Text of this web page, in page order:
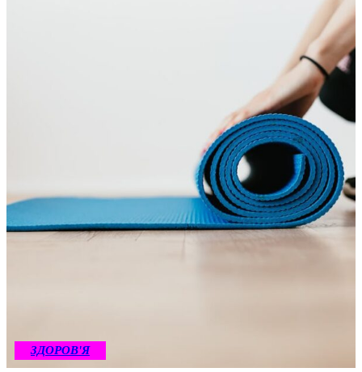
ЗДОРОВ'Я